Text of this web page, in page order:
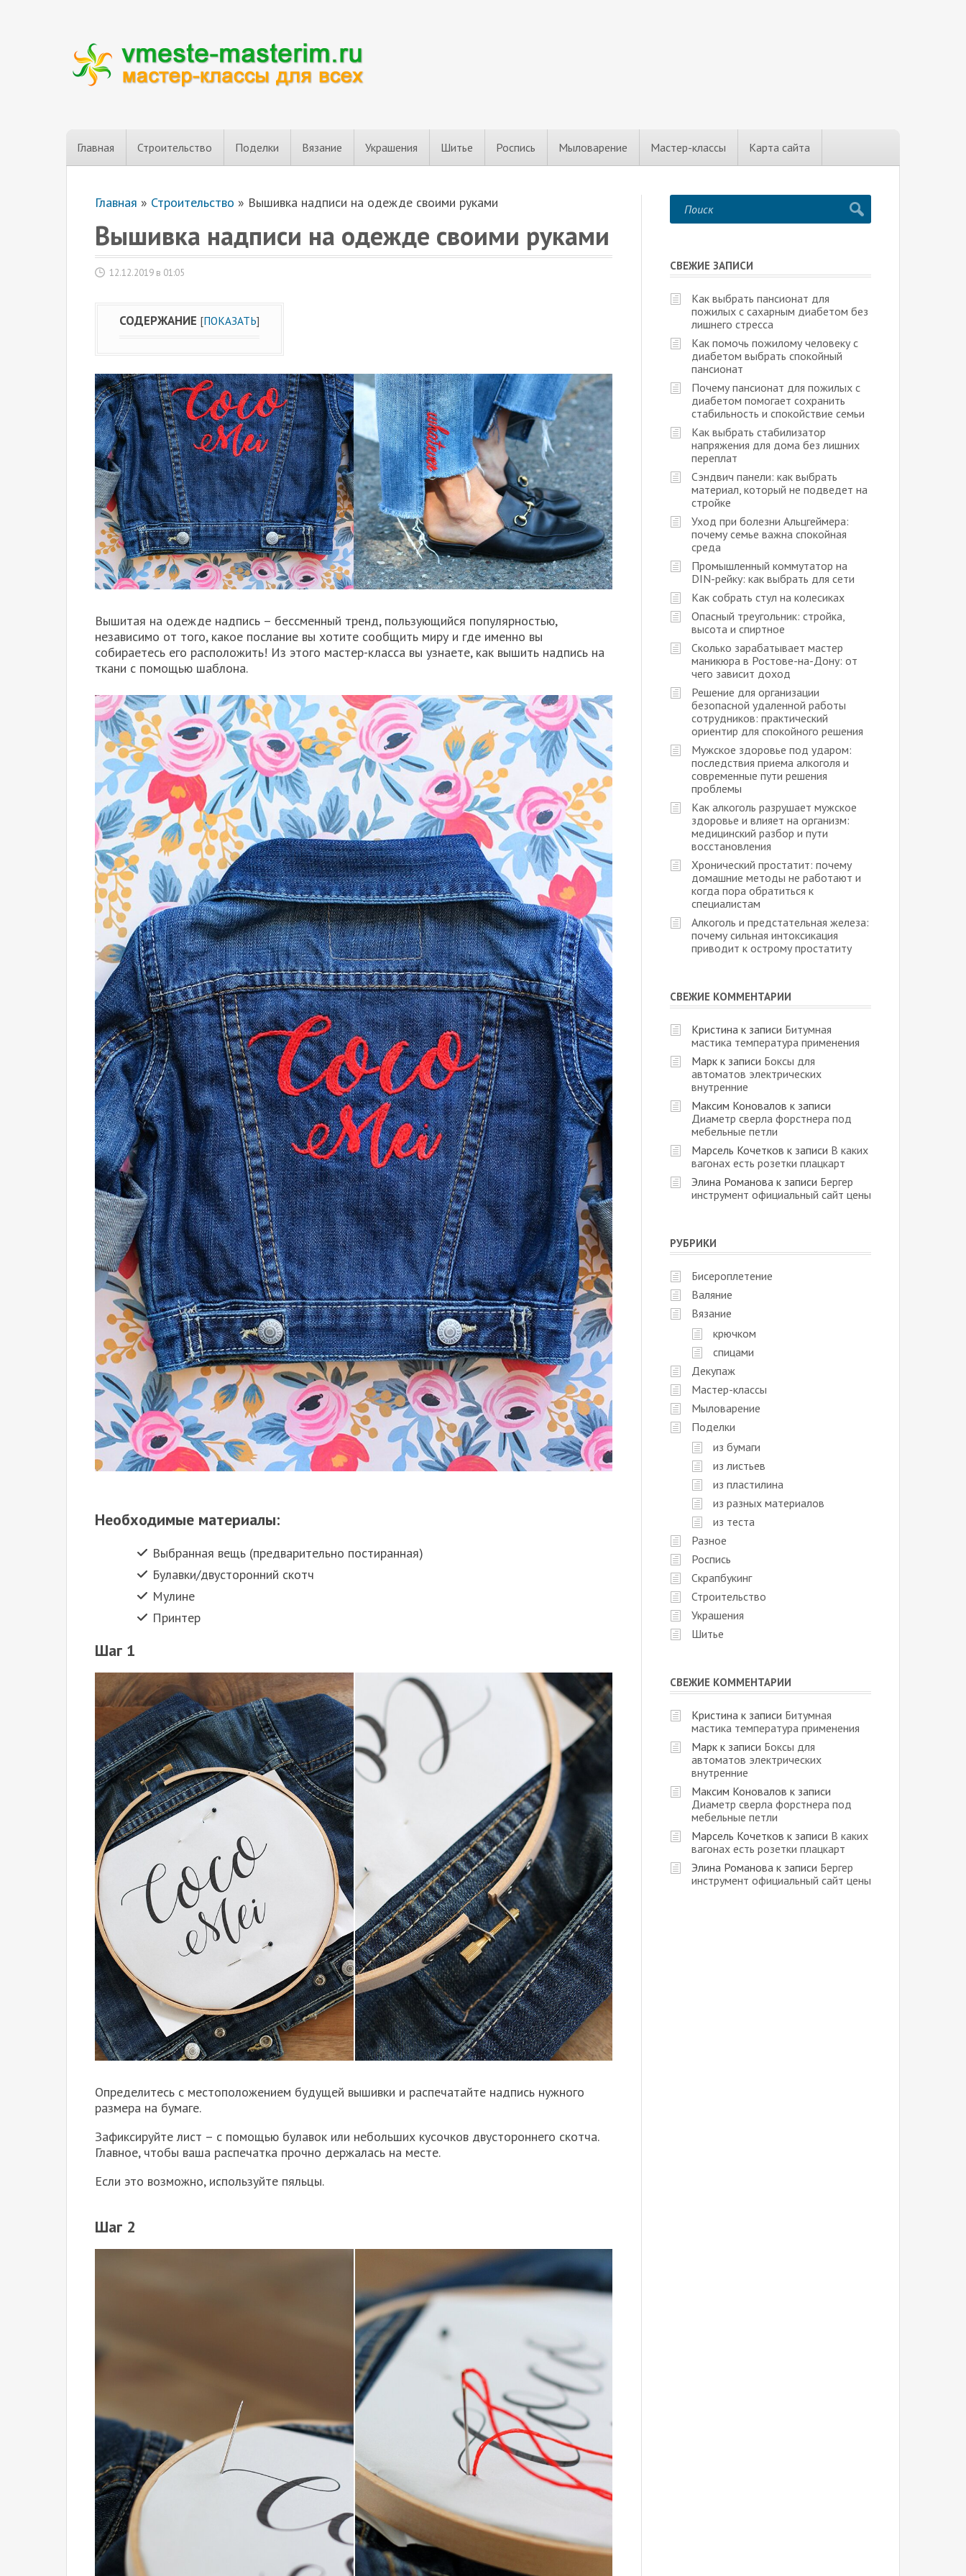
Главная Строительство Поделки Вязание Украшения Шитье Роспись Мыловарение Мастер-классы Карта сайта
Главная » Строительство » Вышивка надписи на одежде своими руками
Вышивка надписи на одежде своими руками
12.12.2019 в 01:05
СОДЕРЖАНИЕ [ПОКАЗАТЬ]
Вышитая на одежде надпись – бессменный тренд, пользующийся популярностью,
независимо от того, какое послание вы хотите сообщить миру и где именно вы
собираетесь его расположить! Из этого мастер-класса вы узнаете, как вышить надпись на
ткани с помощью шаблона.
Необходимые материалы:
Выбранная вещь (предварительно постиранная)
Булавки/двусторонний скотч
Мулине
Принтер
Шаг 1
Определитесь с местоположением будущей вышивки и распечатайте надпись нужного
размера на бумаге.
Зафиксируйте лист – с помощью булавок или небольших кусочков двустороннего скотча.
Главное, чтобы ваша распечатка прочно держалась на месте.
Если это возможно, используйте пяльцы.
Шаг 2
СВЕЖИЕ ЗАПИСИ
Как выбрать пансионат для
пожилых с сахарным диабетом без
лишнего стресса
Как помочь пожилому человеку с
диабетом выбрать спокойный
пансионат
Почему пансионат для пожилых с
диабетом помогает сохранить
стабильность и спокойствие семьи
Как выбрать стабилизатор
напряжения для дома без лишних
переплат
Сэндвич панели: как выбрать
материал, который не подведет на
стройке
Уход при болезни Альцгеймера:
почему семье важна спокойная
среда
Промышленный коммутатор на
DIN-рейку: как выбрать для сети
Как собрать стул на колесиках
Опасный треугольник: стройка,
высота и спиртное
Сколько зарабатывает мастер
маникюра в Ростове-на-Дону: от
чего зависит доход
Решение для организации
безопасной удаленной работы
сотрудников: практический
ориентир для спокойного решения
Мужское здоровье под ударом:
последствия приема алкоголя и
современные пути решения
проблемы
Как алкоголь разрушает мужское
здоровье и влияет на организм:
медицинский разбор и пути
восстановления
Хронический простатит: почему
домашние методы не работают и
когда пора обратиться к
специалистам
Алкоголь и предстательная железа:
почему сильная интоксикация
приводит к острому простатиту
СВЕЖИЕ КОММЕНТАРИИ
Кристина к записи Битумная
мастика температура применения
Марк к записи Боксы для
автоматов электрических
внутренние
Максим Коновалов к записи
Диаметр сверла форстнера под
мебельные петли
Марсель Кочетков к записи В каких
вагонах есть розетки плацкарт
Элина Романова к записи Бергер
инструмент официальный сайт цены
РУБРИКИ
Бисероплетение
Валяние
Вязание
крючком
спицами
Декупаж
Мастер-классы
Мыловарение
Поделки
из бумаги
из листьев
из пластилина
из разных материалов
из теста
Разное
Роспись
Скрапбукинг
Строительство
Украшения
Шитье
СВЕЖИЕ КОММЕНТАРИИ
Кристина к записи Битумная
мастика температура применения
Марк к записи Боксы для
автоматов электрических
внутренние
Максим Коновалов к записи
Диаметр сверла форстнера под
мебельные петли
Марсель Кочетков к записи В каких
вагонах есть розетки плацкарт
Элина Романова к записи Бергер
инструмент официальный сайт цены